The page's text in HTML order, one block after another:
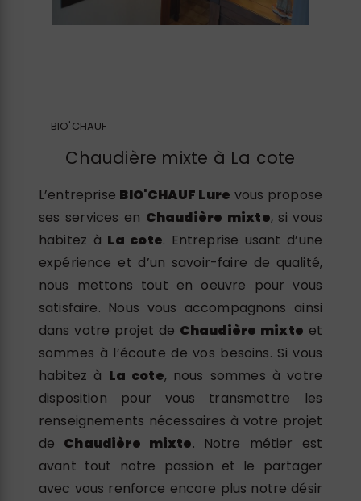
BIO'CHAUF
Chaudière mixte à La cote
L’entreprise BIO'CHAUF Lure vous propose
ses services en Chaudière mixte, si vous
habitez à La cote. Entreprise usant d’une
expérience et d’un savoir-faire de qualité,
nous mettons tout en oeuvre pour vous
satisfaire. Nous vous accompagnons ainsi
dans votre projet de Chaudière mixte et
sommes à l’écoute de vos besoins. Si vous
habitez à La cote, nous sommes à votre
disposition pour vous transmettre les
renseignements nécessaires à votre projet
de Chaudière mixte. Notre métier est
avant tout notre passion et le partager
avec vous renforce encore plus notre désir